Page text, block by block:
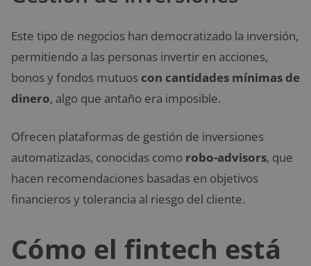
Este tipo de negocios han democratizado la inversión,
permitiendo a las personas invertir en acciones,
bonos y fondos mutuos con cantidades mínimas de
dinero, algo que antaño era imposible.
Ofrecen plataformas de gestión de inversiones
automatizadas, conocidas como robo-advisors, que
hacen recomendaciones basadas en objetivos
financieros y tolerancia al riesgo del cliente.
Cómo el fintech está